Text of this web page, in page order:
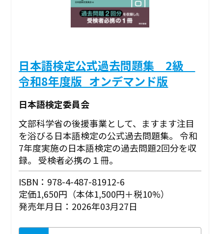
日本語検定公式過去問題集 2級
令和8年度版_オンデマンド版
日本語検定委員会
文部科学省の後援事業として、ますます注目
を浴びる日本語検定の公式過去問題集。 令和
7年度実施の日本語検定の過去問題2回分を収
録。 受検者必携の１冊。
ISBN：978-4-487-81912-6
定価1,650円（本体1,500円＋税10%）
発売年月日：2026年03月27日